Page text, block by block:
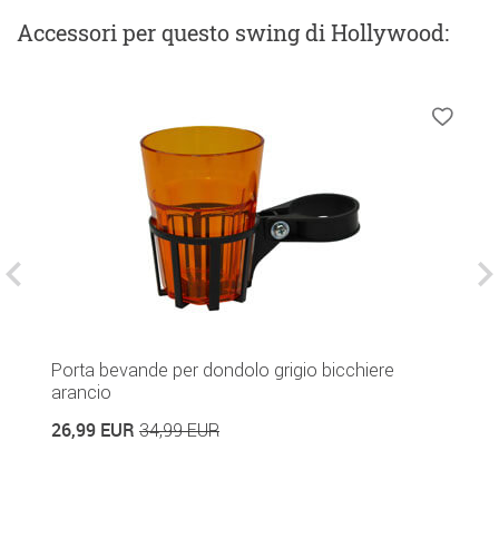
Accessoriper questo swing di Hollywood:
Porta bevande per dondolo grigio bicchiere
arancio
26,99 EUR 34,99 EUR